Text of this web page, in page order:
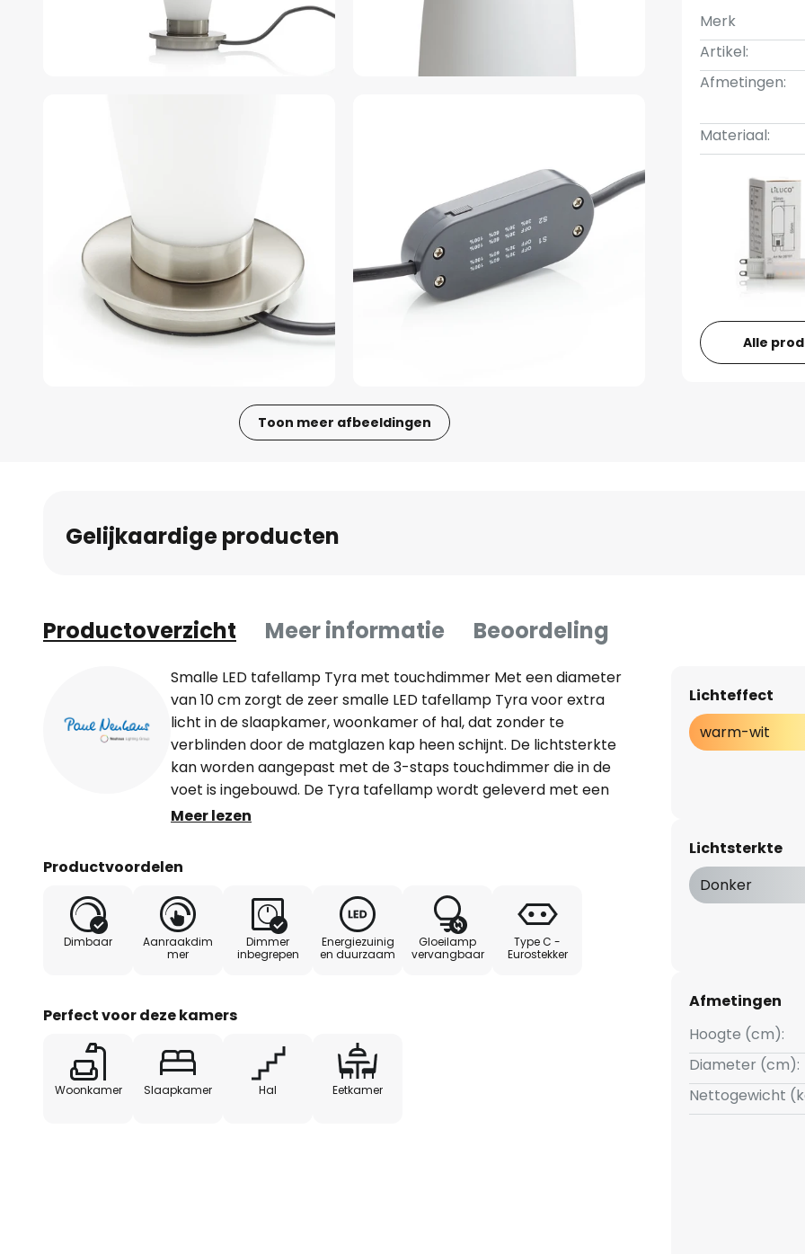
Toon meer afbeeldingen
van
Merk
Artikel:
Afmetingen:
Materiaal:
Alle
Gelijkaardige producten
Productoverzicht Meer informatie Beoordeling
Smalle LED tafellamp Tyra met touchdimmer Met een diameter
van 10 cm zorgt de zeer smalle LED tafellamp Tyra voor extra
licht in de slaapkamer, woonkamer of hal, dat zonder te
verblinden door de matglazen kap heen schijnt. De lichtsterkte
kan worden aangepast met de 3-staps touchdimmer die in de
voet is ingebouwd. De Tyra tafellamp wordt geleverd met een
LED lamp met een G9 lampvoet.
Meer lezen
Productvoordelen
Dimbaar
Aanraakdim
mer
Dimmer
inbegrepen
Energiezuinig
en duurzaam
Gloeilamp
vervangbaar
Type C -
Eurostekker
Perfect voor deze kamers
Woonkamer Slaapkamer Hal Eetkamer
Lichteffect
warm-wit
Lichtsterkte
Donker
Afmetingen
Hoogte (cm):
Diameter (cm):
Nettogewicht